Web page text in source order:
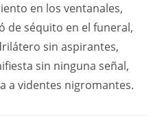
en los ventanales,
de séquito en el funeral,
sin aspirantes,
sin ninguna señal,
a videntes nigromantes.